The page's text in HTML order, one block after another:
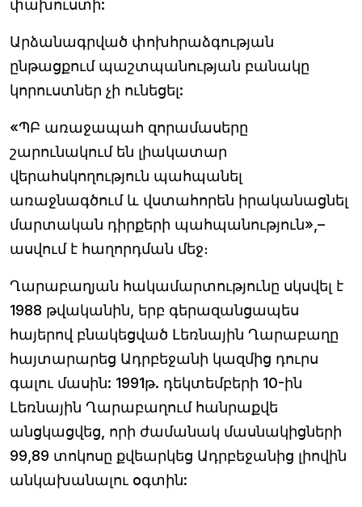
փախուստի:
Արձանագրված փոխհրաձգության
ընթացքում պաշտպանության բանակը
կորուստներ չի ունեցել:
«ՊԲ առաջապահ զորամասերը
շարունակում են լիակատար
վերահսկողություն պահպանել
առաջնագծում և վստահորեն իրականացնել
մարտական դիրքերի պահպանություն»,–
ասվում է հաղորդման մեջ։
Ղարաբաղյան հակամարտությունը սկսվել է
1988 թվականին, երբ գերազանցապես
հայերով բնակեցված Լեռնային Ղարաբաղը
հայտարարեց Ադրբեջանի կազմից դուրս
գալու մասին: 1991թ. դեկտեմբերի 10-ին
Լեռնային Ղարաբաղում հանրաքվե
անցկացվեց, որի ժամանակ մասնակիցների
99,89 տոկոսը քվեարկեց Ադրբեջանից լիովին
անկախանալու օգտին: